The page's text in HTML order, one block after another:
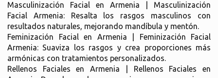
Masculinización Facial en Armenia | Masculinización
Facial Armenia: Resalta los rasgos masculinos con
resultados naturales, mejorando mandíbula y mentón.
Feminización Facial en Armenia | Feminización Facial
Armenia: Suaviza los rasgos y crea proporciones más
armónicas con tratamientos personalizados.
Rellenos Faciales en Armenia | Rellenos Faciales en